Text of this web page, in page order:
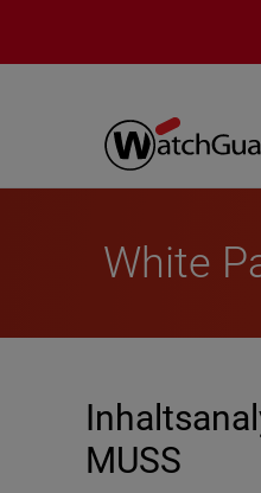
White
MUSS